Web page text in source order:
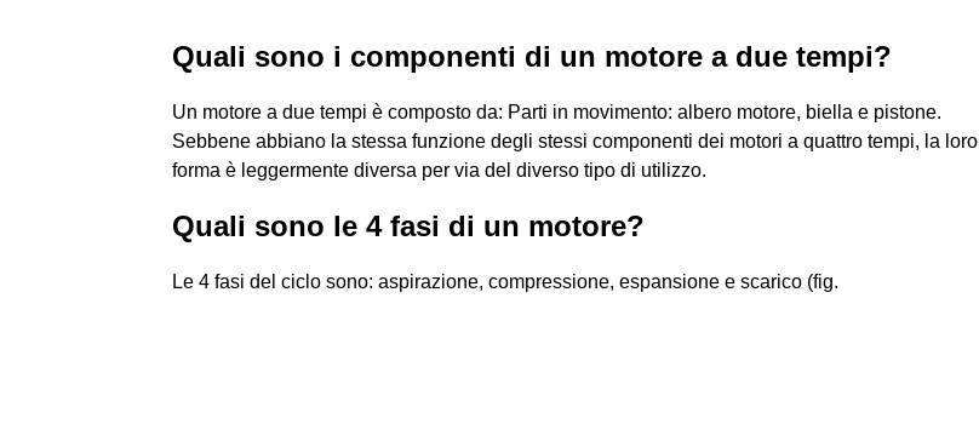
Quali sono i componenti di un motore a due tempi?
Un motore a due tempi è composto da: Parti in movimento: albero motore, biella e pistone.
Sebbene abbiano la stessa funzione degli stessi componenti dei motori a quattro tempi, la loro
forma è leggermente diversa per via del diverso tipo di utilizzo.
Quali sono le 4 fasi di un motore?
Le 4 fasi del ciclo sono: aspirazione, compressione, espansione e scarico (fig.